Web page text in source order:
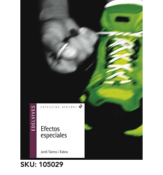
SKU: 105029